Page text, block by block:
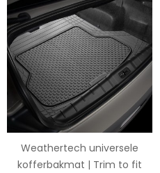
Weathertech universele
kofferbakmat | Trim to fit